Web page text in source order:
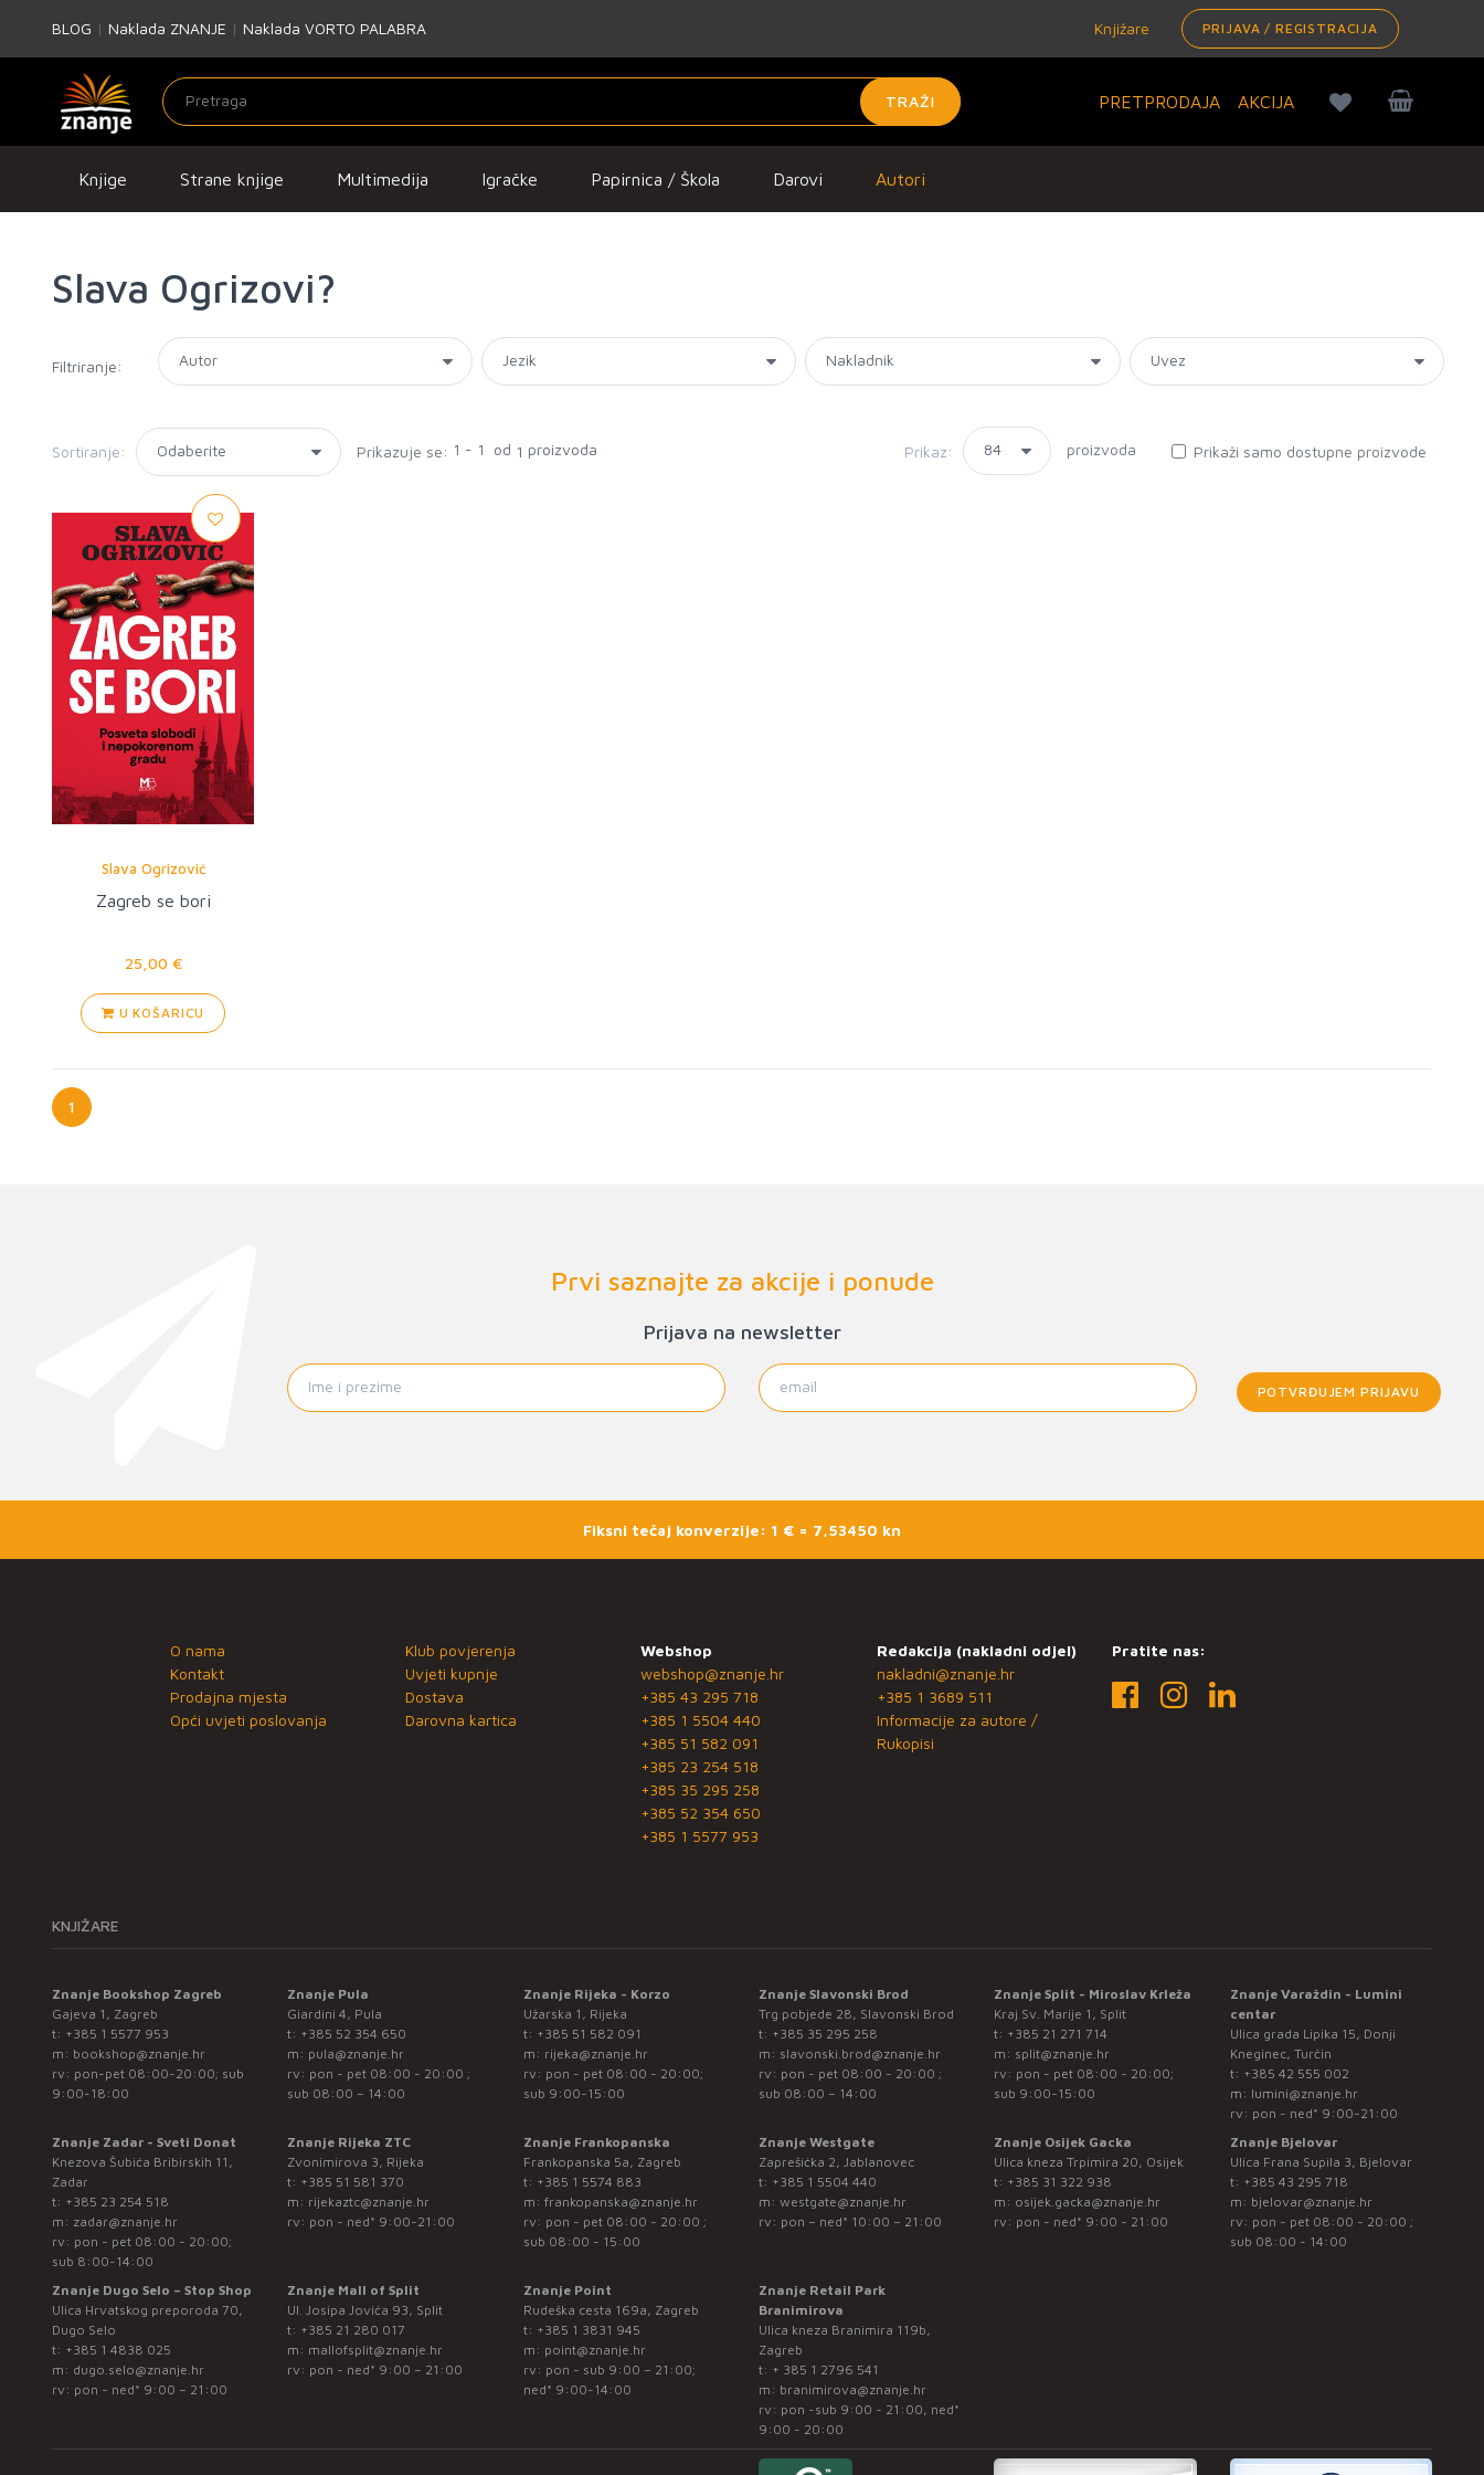
BLOG | Naklada ZNANJE | Naklada VORTO PALABRA Knjižare PRIJAVA / REGISTRACIJA
TRAŽI PRETPRODAJA AKCIJA
Knjige Strane knjige Multimedija Igračke Papirnica / Škola Darovi Autori
Slava Ogrizovi?
Filtriranje:
Sortiranje: Prikazuje se: 1 - 1 od 1 proizvoda Prikaz: proizvoda Prikaži samo dostupne proizvode
Slava Ogrizović
Zagreb se bori
25,00 €
U KOŠARICU
1
Prvi saznajte za akcije i ponude
Prijava na newsletter
POTVRĐUJEM PRIJAVU
Fiksni tečaj konverzije: 1 € = 7,53450 kn
O nama
Kontakt
Prodajna mjesta
Opći uvjeti poslovanja
Klub povjerenja
Uvjeti kupnje
Dostava
Darovna kartica
Webshop
webshop@znanje.hr
+385 43 295 718
+385 1 5504 440
+385 51 582 091
+385 23 254 518
+385 35 295 258
+385 52 354 650
+385 1 5577 953
Redakcija (nakladni odjel)
nakladni@znanje.hr
+385 1 3689 511
Informacije za autore /
Rukopisi
Pratite nas:
KNJIŽARE
Znanje Bookshop Zagreb
Gajeva 1, Zagreb
t: +385 1 5577 953
m: bookshop@znanje.hr
rv: pon-pet 08:00-20:00; sub
9:00-18:00
Znanje Pula
Giardini 4, Pula
t: +385 52 354 650
m: pula@znanje.hr
rv: pon - pet 08:00 - 20:00 ;
sub 08:00 – 14:00
Znanje Rijeka - Korzo
Užarska 1, Rijeka
t: +385 51 582 091
m: rijeka@znanje.hr
rv: pon - pet 08:00 - 20:00;
sub 9:00-15:00
Znanje Slavonski Brod
Trg pobjede 28, Slavonski Brod
t: +385 35 295 258
m: slavonski.brod@znanje.hr
rv: pon - pet 08:00 - 20:00 ;
sub 08:00 – 14:00
Znanje Split - Miroslav Krleža
Kraj Sv. Marije 1, Split
t: +385 21 271 714
m: split@znanje.hr
rv: pon - pet 08:00 - 20:00;
sub 9:00-15:00
Znanje Varaždin - Lumini
centar
Ulica grada Lipika 15, Donji
Kneginec, Turčin
t: +385 42 555 002
m: lumini@znanje.hr
rv: pon - ned* 9:00-21:00
Znanje Zadar - Sveti Donat
Knezova Šubića Bribirskih 11,
Zadar
t: +385 23 254 518
m: zadar@znanje.hr
rv: pon - pet 08:00 - 20:00;
sub 8:00-14:00
Znanje Rijeka ZTC
Zvonimirova 3, Rijeka
t: +385 51 581 370
m: rijekaztc@znanje.hr
rv: pon - ned* 9:00-21:00
Znanje Frankopanska
Frankopanska 5a, Zagreb
t: +385 1 5574 883
m: frankopanska@znanje.hr
rv: pon - pet 08:00 - 20:00 ;
sub 08:00 - 15:00
Znanje Westgate
Zaprešićka 2, Jablanovec
t: +385 1 5504 440
m: westgate@znanje.hr
rv: pon – ned* 10:00 – 21:00
Znanje Osijek Gacka
Ulica kneza Trpimira 20, Osijek
t: +385 31 322 938
m: osijek.gacka@znanje.hr
rv: pon - ned* 9:00 - 21:00
Znanje Bjelovar
Ulica Frana Supila 3, Bjelovar
t: +385 43 295 718
m: bjelovar@znanje.hr
rv: pon - pet 08:00 - 20:00 ;
sub 08:00 - 14:00
Znanje Dugo Selo – Stop Shop
Ulica Hrvatskog preporoda 70,
Dugo Selo
t: +385 1 4838 025
m: dugo.selo@znanje.hr
rv: pon - ned* 9:00 – 21:00
Znanje Mall of Split
Ul. Josipa Jovića 93, Split
t: +385 21 280 017
m: mallofsplit@znanje.hr
rv: pon - ned* 9:00 – 21:00
Znanje Point
Rudeška cesta 169a, Zagreb
t: +385 1 3831 945
m: point@znanje.hr
rv: pon - sub 9:00 – 21:00;
ned* 9:00-14:00
Znanje Retail Park
Branimirova
Ulica kneza Branimira 119b,
Zagreb
t: + 385 1 2796 541
m: branimirova@znanje.hr
rv: pon -sub 9:00 - 21:00, ned*
9:00 - 20:00